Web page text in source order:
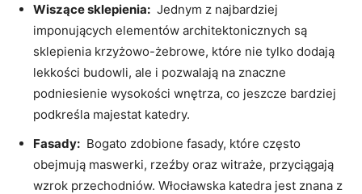
Wiszące​ sklepienia: ​ Jednym z najbardziej
imponujących elementów architektonicznych ⁢są​
sklepienia krzyżowo-żebrowe, które nie ⁢tylko ‌dodają
‌lekkości budowli, ale i pozwalają na ⁢znaczne
podniesienie ⁤wysokości wnętrza, ​co jeszcze bardziej‌
podkreśla majestat ⁤katedry.
Fasady: ‍ Bogato zdobione fasady, ⁤które często
obejmują‍ maswerki, rzeźby oraz witraże, przyciągają
wzrok ⁤przechodniów. Włocławska ‍katedra jest​ znana z